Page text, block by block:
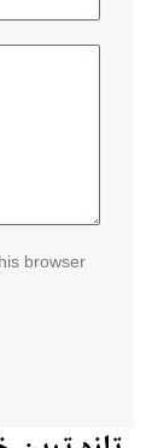
browser